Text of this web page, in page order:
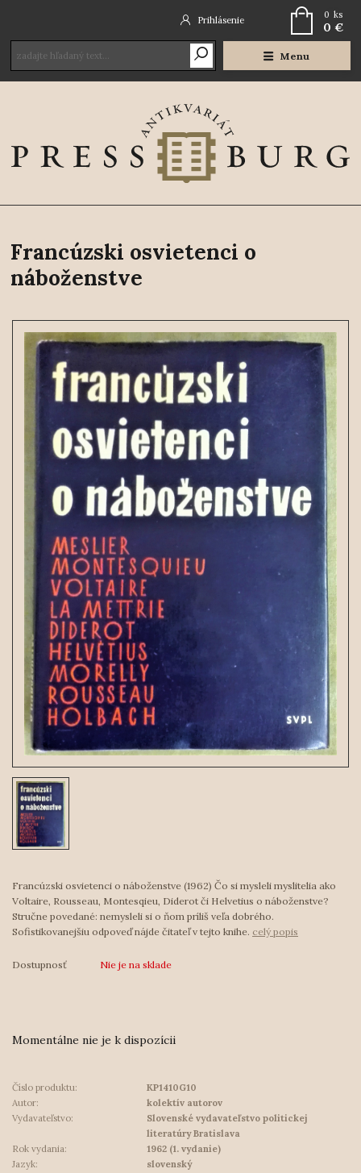
Menu
Prihlásenie 0 ks
0 €
Francúzski osvietenci o
náboženstve
Francúzski osvietenci o náboženstve (1962) Čo si mysleli myslitelia ako
Voltaire, Rousseau, Montesqieu, Diderot či Helvetius o náboženstve?
Stručne povedané: nemysleli si o ňom príliš veľa dobrého.
Sofistikovanejšiu odpoveď nájde čitateľ v tejto knihe. celý popis
Dostupnosť Nie je na sklade
Momentálne nie je k dispozícii
Číslo produktu:
KP1410G10
Autor:
kolektív autorov
Vydavateľstvo:
Slovenské vydavateľstvo politickej
literatúry Bratislava
Rok vydania:
1962 (1. vydanie)
Jazyk:
slovenský